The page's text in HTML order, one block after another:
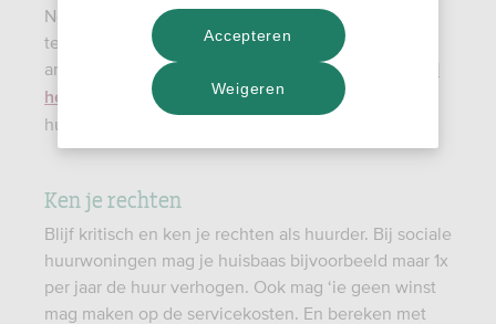
Neem eerst de tijd om het huurcontract goed door
te nemen. Doe dat samen met je ouders of iemand
anders die je kan helpen. Handig: deRijksoverheid
heeft een overzicht
van afspraken die in een
huurcontract moeten staan.
Ken je rechten
Blijf kritisch en ken je rechten als huurder. Bij sociale
huurwoningen mag je huisbaas bijvoorbeeld maar 1x
per jaar de huur verhogen. Ook mag ‘ie geen winst
mag maken op de servicekosten. En bereken met
Weigeren
Accepteren